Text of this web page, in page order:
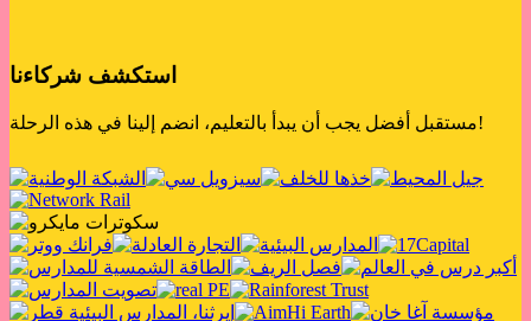
استكشف شركاءنا
مستقبل أفضل يجب أن يبدأ بالتعليم، انضم إلينا في هذه الرحلة!